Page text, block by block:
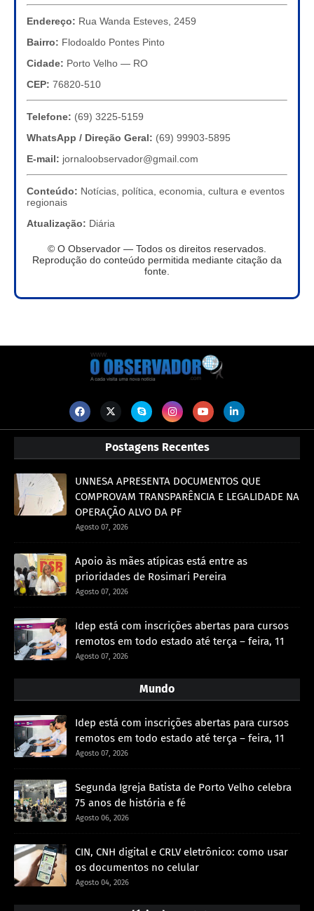
Endereço: Rua Wanda Esteves, 2459
Bairro: Flodoaldo Pontes Pinto
Cidade: Porto Velho — RO
CEP: 76820-510
Telefone: (69) 3225-5159
WhatsApp / Direção Geral: (69) 99903-5895
E-mail: jornaloobservador@gmail.com
Conteúdo: Notícias, política, economia, cultura e eventos
regionais
Atualização: Diária
© O Observador — Todos os direitos reservados.
Reprodução do conteúdo permitida mediante citação da
fonte.
Postagens Recentes
UNNESA APRESENTA DOCUMENTOS QUE
COMPROVAM TRANSPARÊNCIA E LEGALIDADE NA
OPERAÇÃO ALVO DA PF
Agosto 07, 2026
Apoio às mães atípicas está entre as
prioridades de Rosimari Pereira
Agosto 07, 2026
Idep está com inscrições abertas para cursos
remotos em todo estado até terça – feira, 11
Agosto 07, 2026
Mundo
Idep está com inscrições abertas para cursos
remotos em todo estado até terça – feira, 11
Agosto 07, 2026
Segunda Igreja Batista de Porto Velho celebra
75 anos de história e fé
Agosto 06, 2026
CIN, CNH digital e CRLV eletrônico: como usar
os documentos no celular
Agosto 04, 2026